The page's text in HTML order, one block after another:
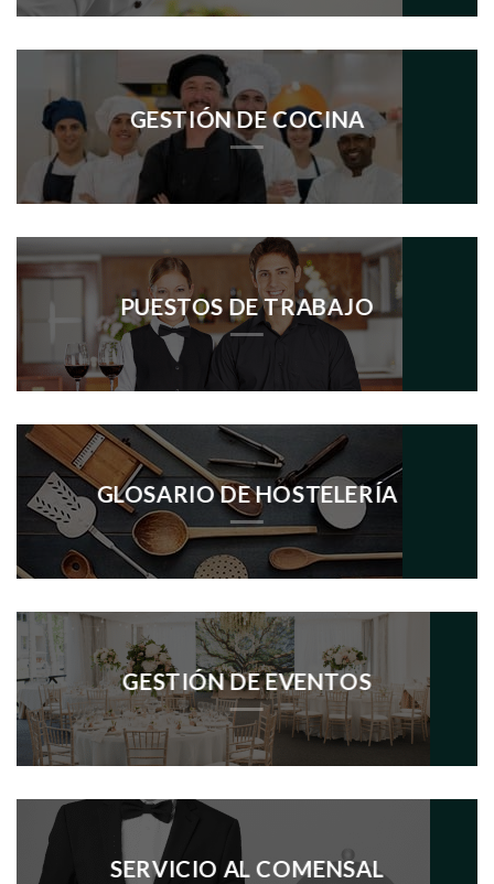
GESTIÓN DE COCINA
PUESTOS DE TRABAJO
GLOSARIO DE HOSTELERÍA
GESTIÓN DE EVENTOS
SERVICIO AL COMENSAL